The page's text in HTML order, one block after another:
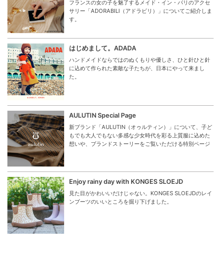
フランスの女の子を魅了するメイド・イン・パリのアクセ
サリー「ADORABILI（アドラビリ）」についてご紹介しま
す。
はじめまして。ADADA
ハンドメイドならではのぬくもりや優しさ、ひと針ひと針
に込めて作られた素敵な子たちが、日本にやって来まし
た。
AULUTIN Special Page
新ブランド「AULUTIN（オゥルティン）」について、子ど
もでも大人でもない多感な少女時代を彩る上質服に込めた
想いや、ブランドストーリーをご覧いただける特別ページ
Enjoy rainy day with KONGES SLOEJD
見た目がかわいいだけじゃない。KONGES SLOEJDのレイ
ンブーツのいいところを掘り下げました。